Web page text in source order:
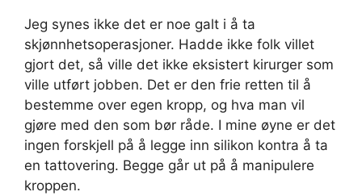
Jeg synes ikke det er noe galt i å ta
skjønnhetsoperasjoner. Hadde ikke folk villet
gjort det, så ville det ikke eksistert kirurger som
ville utført jobben. Det er den frie retten til å
bestemme over egen kropp, og hva man vil
gjøre med den som bør råde. I mine øyne er det
ingen forskjell på å legge inn silikon kontra å ta
en tattovering. Begge går ut på å manipulere
kroppen.